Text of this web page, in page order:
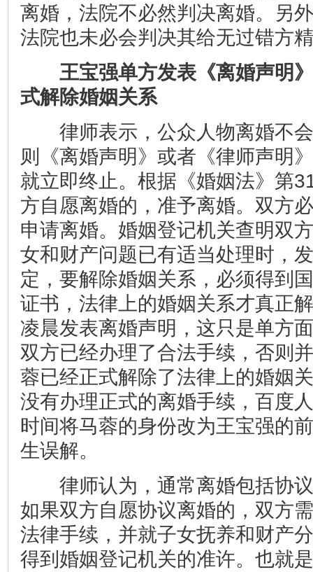
离婚，法院不必然判决离婚。另
法院也未必会判决其给无过错方
王宝强单方发表《离婚声明
式解除婚姻关系
律师表示，公众人物离婚不会
则《离婚声明》或者《律师声明
就立即终止。根据《婚姻法》第
方自愿离婚的，准予离婚。双方
申请离婚。婚姻登记机关查明双
女和财产问题已有适当处理时，
定，要解除婚姻关系，必须得到
证书，法律上的婚姻关系才真正
凌晨发表离婚声明，这只是单方
双方已经办理了合法手续，否则
蓉已经正式解除了法律上的婚姻
没有办理正式的离婚手续，百度
时间将马蓉的身份改为王宝强的
生误解。
律师认为，通常离婚包括协议
如果双方自愿协议离婚的，双方
法律手续，并就子女抚养和财产
得到婚姻登记机关的准许。也就